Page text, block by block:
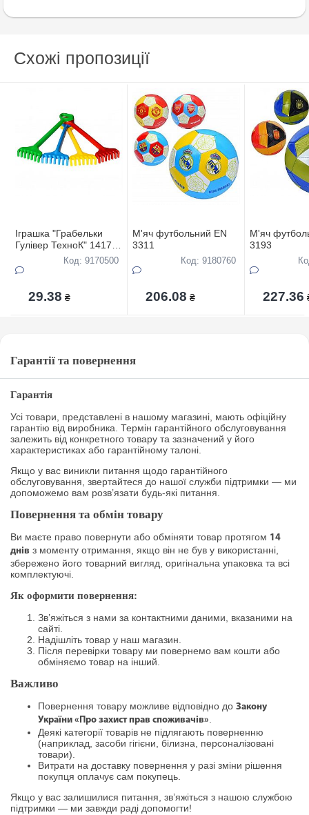
Схожі пропозиції
Іграшка "Грабельки
Гулівер ТехноК" 1417
Код: 9170500
29.38 ₴
М'яч футбольний EN
3311
Код: 9180760
206.08 ₴
М'яч
3193
227.36
Гарантії та повернення
Гарантія
Усі товари, представлені в нашому магазині, мають офіційну
гарантію від виробника. Термін гарантійного обслуговування
залежить від конкретного товару та зазначений у його
характеристиках або гарантійному талоні.
Якщо у вас виникли питання щодо гарантійного
обслуговування, звертайтеся до нашої служби підтримки — ми
допоможемо вам розв’язати будь-які питання.
Повернення та обмін товару
Ви маєте право повернути або обміняти товар протягом 14
днів з моменту отримання, якщо він не був у використанні,
збережено його товарний вигляд, оригінальна упаковка та всі
комплектуючі.
Як оформити повернення:
Зв’яжіться з нами за контактними даними, вказаними на
сайті.
Надішліть товар у наш магазин.
Після перевірки товару ми повернемо вам кошти або
обміняємо товар на інший.
Важливо
Повернення товару можливе відповідно до Закону
України «Про захист прав споживачів».
Деякі категорії товарів не підлягають поверненню
(наприклад, засоби гігієни, білизна, персоналізовані
товари).
Витрати на доставку повернення у разі зміни рішення
покупця оплачує сам покупець.
Якщо у вас залишилися питання, зв’яжіться з нашою службою
підтримки — ми завжди раді допомогти!